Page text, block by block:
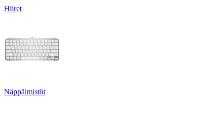
Hiiret
Näppäimistöt